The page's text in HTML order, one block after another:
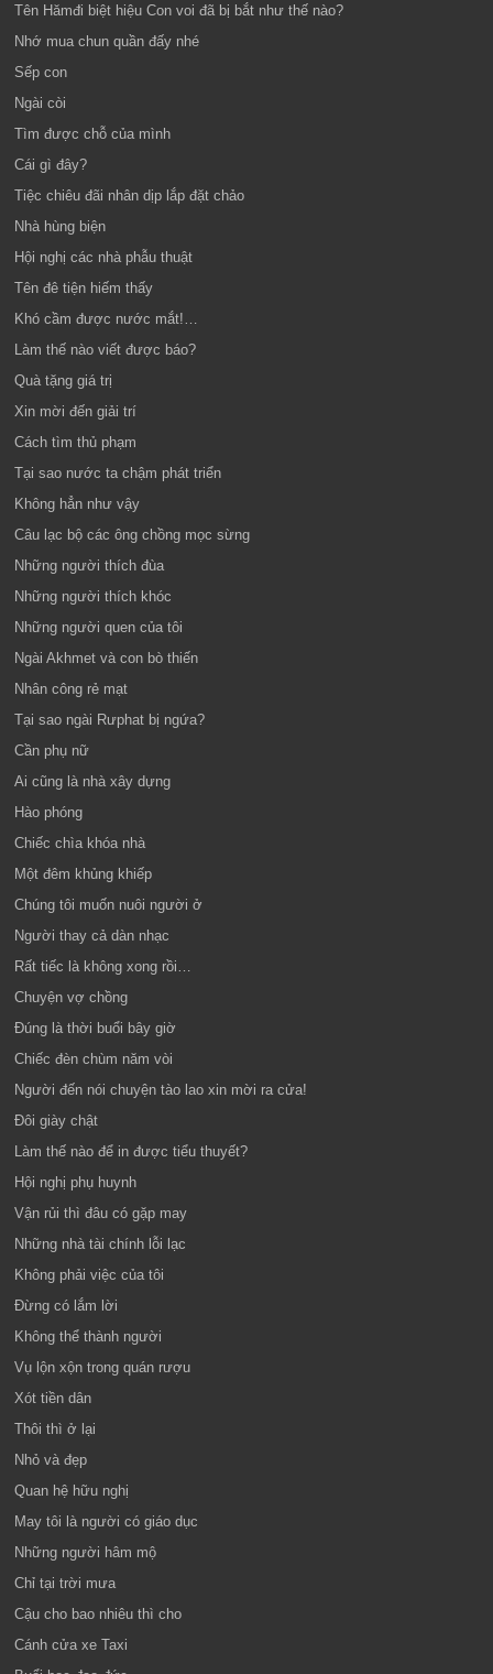
Tên Hămđi biệt hiệu Con voi đã bị bắt như thế nào?
Nhớ mua chun quần đấy nhé
Sếp con
Ngài còi
Tìm được chỗ của mình
Cái gì đây?
Tiệc chiêu đãi nhân dịp lắp đặt chảo
Nhà hùng biện
Hội nghị các nhà phẫu thuật
Tên đê tiện hiếm thấy
Khó cầm được nước mắt!…
Làm thế nào viết được báo?
Quà tặng giá trị
Xin mời đến giải trí
Cách tìm thủ phạm
Tại sao nước ta chậm phát triển
Không hẳn như vậy
Câu lạc bộ các ông chồng mọc sừng
Những người thích đùa
Những người thích khóc
Những người quen của tôi
Ngài Akhmet và con bò thiến
Nhân công rẻ mạt
Tại sao ngài Rưphat bị ngứa?
Cần phụ nữ
Ai cũng là nhà xây dựng
Hào phóng
Chiếc chìa khóa nhà
Một đêm khủng khiếp
Chúng tôi muốn nuôi người ở
Người thay cả dàn nhạc
Rất tiếc là không xong rồi…
Chuyện vợ chồng
Đúng là thời buổi bây giờ
Chiếc đèn chùm năm vòi
Người đến nói chuyện tào lao xin mời ra cửa!
Đôi giày chật
Làm thế nào để in được tiểu thuyết?
Hội nghị phụ huynh
Vận rủi thì đâu có gặp may
Những nhà tài chính lỗi lạc
Không phải việc của tôi
Đừng có lắm lời
Không thể thành người
Vụ lộn xộn trong quán rượu
Xót tiền dân
Thôi thì ở lại
Nhỏ và đẹp
Quan hệ hữu nghị
May tôi là người có giáo dục
Những người hâm mộ
Chỉ tại trời mưa
Cậu cho bao nhiêu thì cho
Cánh cửa xe Taxi